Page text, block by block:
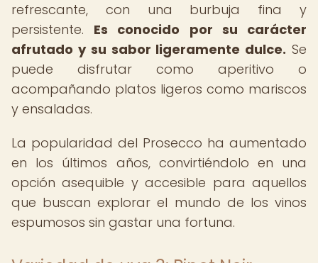
refrescante, con una burbuja fina y
persistente. Es conocido por su carácter
afrutado y su sabor ligeramente dulce. Se
puede disfrutar como aperitivo o
acompañando platos ligeros como mariscos
y ensaladas.
La popularidad del Prosecco ha aumentado
en los últimos años, convirtiéndolo en una
opción asequible y accesible para aquellos
que buscan explorar el mundo de los vinos
espumosos sin gastar una fortuna.